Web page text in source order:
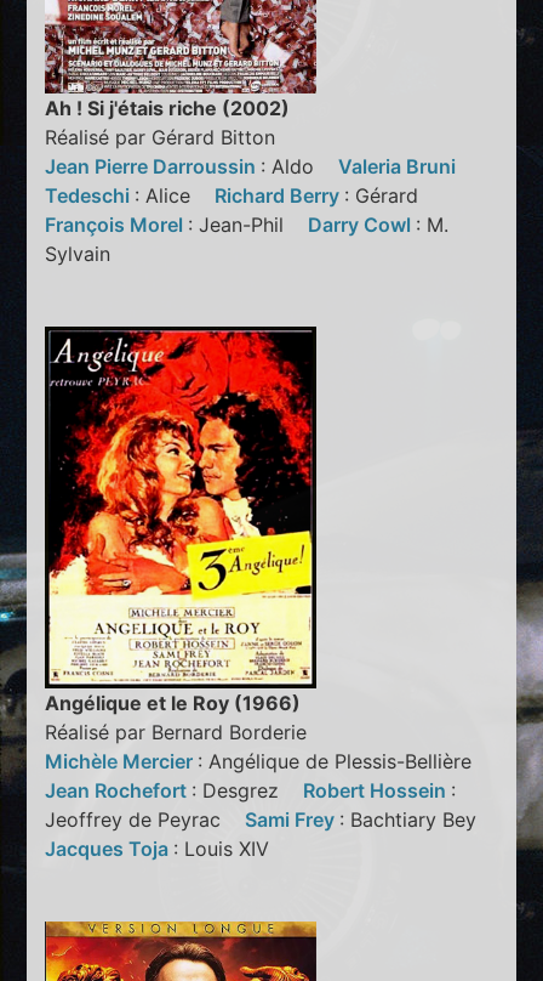
Ah ! Si j'étais riche (2002)
Réalisé par Gérard Bitton
Jean Pierre Darroussin : AldoValeria Bruni
Tedeschi : Alice Richard Berry : Gérard
François Morel : Jean-Phil Darry Cowl : M.
Sylvain
Angélique et le Roy (1966)
Réalisé par Bernard Borderie
Michèle Mercier : Angélique de Plessis-Bellière
Jean Rochefort : Desgrez Robert Hossein :
Jeoffrey de Peyrac Sami Frey : Bachtiary Bey
Jacques Toja : Louis XIV